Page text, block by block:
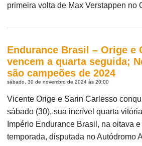
primeira volta de Max Verstappen no
Endurance Brasil – Orige e
vencem a quarta seguida;
são campeões de 2024
sábado, 30 de novembro de 2024 às 20:00
Vicente Orige e Sarin Carlesso
sábado (30), sua incrível quarta
Império Endurance Brasil, na oitava
temporada, disputada no Autódromo